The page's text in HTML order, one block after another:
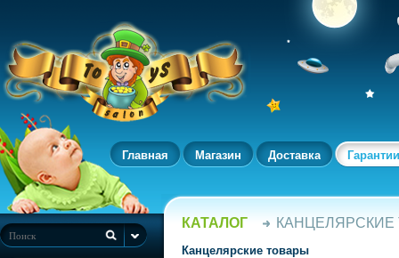
Главная Магазин Доставка Гарантии
КАТАЛОГ КАНЦЕЛЯРСКИЕ
Канцелярские товары